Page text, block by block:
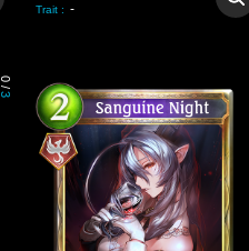
Trait : -
0
/
3